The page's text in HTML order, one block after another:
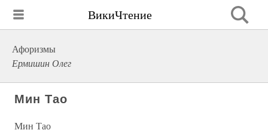
ВикиЧтение
Афоризмы
Ермишин Олег
Мин Тао
Мин Тао